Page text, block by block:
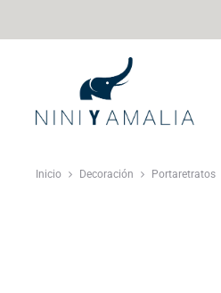
Inicio Decoración Portaretratos